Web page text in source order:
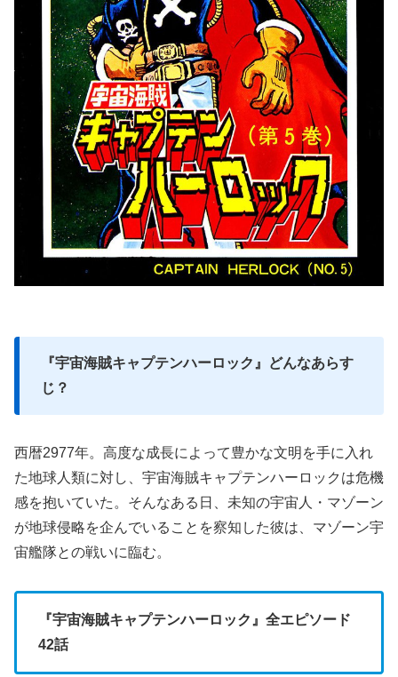
『宇宙海賊キャプテンハーロック』どんなあらす
じ？
西暦2977年。高度な成長によって豊かな文明を手に入れ
た地球人類に対し、宇宙海賊キャプテンハーロックは危機
感を抱いていた。そんなある日、未知の宇宙人・マゾーン
が地球侵略を企んでいることを察知した彼は、マゾーン宇
宙艦隊との戦いに臨む。
『宇宙海賊キャプテンハーロック』全エピソード
42話